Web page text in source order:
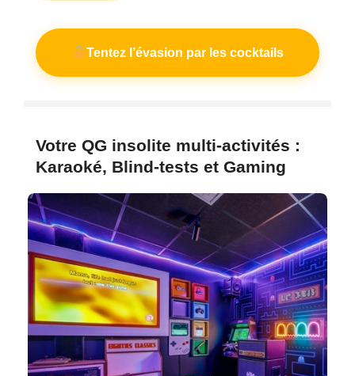
Tentez l’évasion par les cocktails
Votre QG insolite multi-activités :
Karaoké, Blind-tests et Gaming